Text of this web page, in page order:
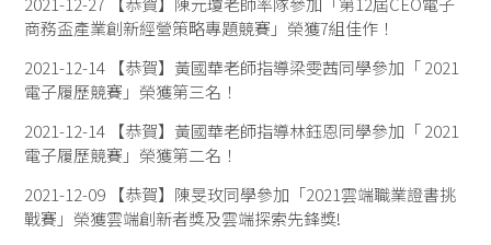
商務盃產業創新經營策略專題競賽」榮獲7組佳作！
2021-12-14
【恭賀】黃國華老師指導梁雯茜同學參加「 2021
電子履歷競賽」榮獲第三名！
2021-12-14
【恭賀】黃國華老師指導林鈺恩同學參加「 2021
電子履歷競賽」榮獲第二名！
2021-12-09
【恭賀】陳旻玫同學參加「2021雲端職業證書挑
戰賽」榮獲雲端創新者獎及雲端探索先鋒獎!